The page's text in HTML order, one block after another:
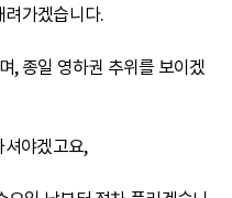
려가겠습니다.
, 종일 영하권 추위를 보이겠
셔야겠고요,